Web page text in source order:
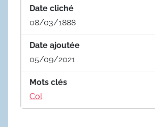
Date cliché
08/03/1888
Date ajoutée
05/09/2021
Mots clés
Col